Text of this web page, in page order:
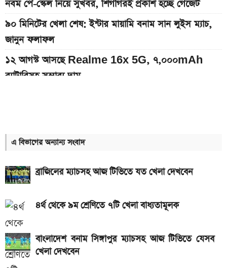
নবম পে-স্কেল নিয়ে সুখবর, শিগগিরই প্রকাশ হচ্ছে গেজেট
৯০ মিনিটের খেলা শেষ: ইন্টার মায়ামি বনাম সান লুইস ম্যাচ,
জানুন ফলাফল
১২ আগস্ট আসছে Realme 16x 5G, ৭,০০০mAh
ব্যাটারিসহ সম্ভাব্য দাম
৯০ মিনিটের খেলা শেষ: রেমো বনাম সান্তোস ম্যাচ, জানুন
ফলাফল
দেশের বাজারে আজকের স্বর্ণের দাম, প্রতি ভরি কত
লাইভ
৮০০০ mAh ব্যাটারি সহ আসছে Redmi Note 17 5G,
দাম কত?
একটু পর শুরু, Milan Vs Inter ম্যাচ; লাইভ দেখুন এখানে
এ বিভাগের অন্যান্য সংবাদ
ব্রাজিলের ম্যাচসহ আজ টিভিতে যত খেলা দেখবেন
৪র্থ থেকে ৯ম শ্রেণিতে ৭টি খেলা বাধ্যতামূলক
বাংলাদেশ বনাম সিঙ্গাপুর ম্যাচসহ আজ টিভিতে যেসব
খেলা দেখবেন